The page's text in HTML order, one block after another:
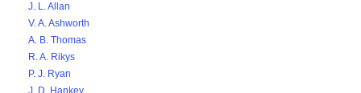
J. L. Allan
V. A. Ashworth
A. B. Thomas
R. A. Rikys
P. J. Ryan
J. D. Hankey